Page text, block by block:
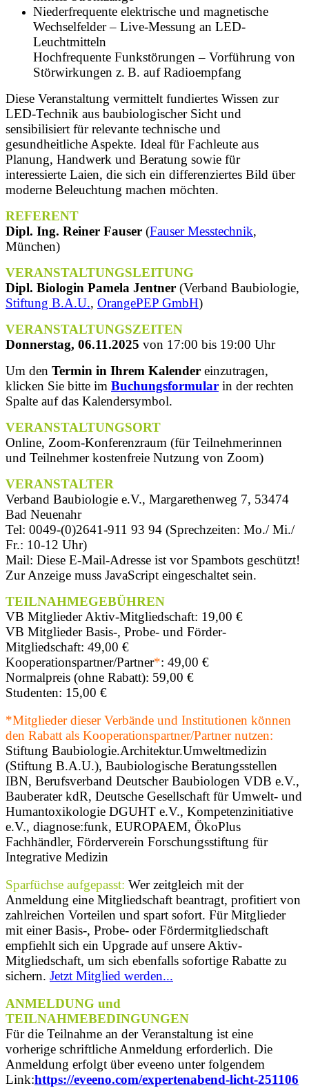
Niederfrequente elektrische und magnetische
Wechselfelder – Live-Messung an LED-
Leuchtmitteln
Hochfrequente Funkstörungen – Vorführung von
Störwirkungen z. B. auf Radioempfang
Diese Veranstaltung vermittelt fundiertes Wissen zur
LED-Technik aus baubiologischer Sicht und
sensibilisiert für relevante technische und
gesundheitliche Aspekte. Ideal für Fachleute aus
Planung, Handwerk und Beratung sowie für
interessierte Laien, die sich ein differenziertes Bild über
moderne Beleuchtung machen möchten.
REFERENT
Dipl. Ing. Reiner Fauser (Fauser Messtechnik,
München)
VERANSTALTUNGSLEITUNG
Dipl. Biologin Pamela Jentner (Verband Baubiologie,
Stiftung B.A.U., OrangePEP GmbH)
VERANSTALTUNGSZEITEN
Donnerstag, 06.11.2025 von 17:00 bis 19:00 Uhr
Um den Termin in Ihrem Kalender einzutragen,
klicken Sie bitte im Buchungsformular in der rechten
Spalte auf das Kalendersymbol.
VERANSTALTUNGSORT
Online, Zoom-Konferenzraum (für Teilnehmerinnen
und Teilnehmer kostenfreie Nutzung von Zoom)
VERANSTALTER
Verband Baubiologie e.V., Margarethenweg 7, 53474
Bad Neuenahr
Tel: 0049-(0)2641-911 93 94 (Sprechzeiten: Mo./ Mi./
Fr.: 10-12 Uhr)
Mail: Diese E-Mail-Adresse ist vor Spambots geschützt!
Zur Anzeige muss JavaScript eingeschaltet sein.
TEILNAHMEGEBÜHREN
VB Mitglieder Aktiv-Mitgliedschaft: 19,00 €
VB Mitglieder Basis-, Probe- und Förder-
Mitgliedschaft: 49,00 €
Kooperationspartner/Partner*: 49,00 €
Normalpreis (ohne Rabatt): 59,00 €
Studenten: 15,00 €
*Mitglieder dieser Verbände und Institutionen können
den Rabatt als Kooperationspartner/Partner nutzen:
Stiftung Baubiologie.Architektur.Umweltmedizin
(Stiftung B.A.U.), Baubiologische Beratungsstellen
IBN, Berufsverband Deutscher Baubiologen VDB e.V.,
Bauberater kdR, Deutsche Gesellschaft für Umwelt- und
Humantoxikologie DGUHT e.V., Kompetenzinitiative
e.V., diagnose:funk, EUROPAEM, ÖkoPlus
Fachhändler, Förderverein Forschungsstiftung für
Integrative Medizin
Sparfüchse aufgepasst: Wer zeitgleich mit der
Anmeldung eine Mitgliedschaft beantragt, profitiert von
zahlreichen Vorteilen und spart sofort. Für Mitglieder
mit einer Basis-, Probe- oder Fördermitgliedschaft
empfiehlt sich ein Upgrade auf unsere Aktiv-
Mitgliedschaft, um sich ebenfalls sofortige Rabatte zu
sichern. Jetzt Mitglied werden...
ANMELDUNG und
TEILNAHMEBEDINGUNGEN
Für die Teilnahme an der Veranstaltung ist eine
vorherige schriftliche Anmeldung erforderlich. Die
Anmeldung erfolgt über eveeno unter folgendem
Link:https://eveeno.com/expertenabend-licht-251106